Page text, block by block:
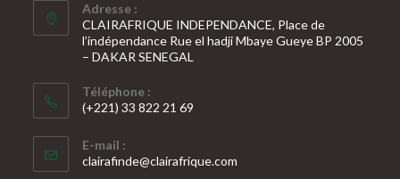
Adresse :
CLAIRAFRIQUE INDEPENDANCE, Place de
l’indépendance Rue el hadji Mbaye Gueye BP 2005
– DAKAR SENEGAL
Téléphone :
(+221) 33 822 21 69
dans
votre
E-mail :
clairafinde@clairafrique.com